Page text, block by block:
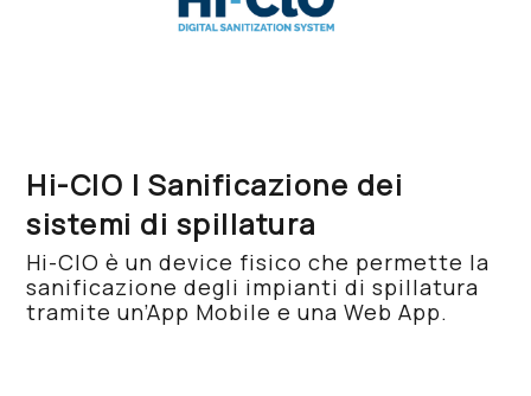
Hi-ClO | Sanificazione dei
sistemi di spillatura
Hi-ClO è un device fisico che permette la
sanificazione degli impianti di spillatura
tramite un’App Mobile e una Web App.